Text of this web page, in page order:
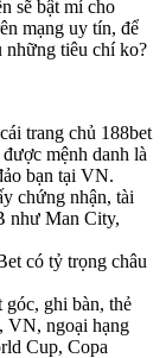
sẽ bật mí cho
mạng uy tín, để
những tiêu chí ko?
trang chủ 188bet
mệnh danh là
bạn tại VN.
chứng nhận, tài
như Man City,
có tỷ trọng châu
ghi bàn, thẻ
VN, ngoại hạng
Cup, Copa